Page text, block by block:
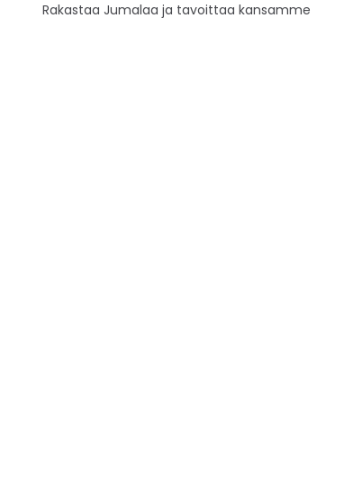
Rakastaa Jumalaa ja tavoittaa kansamme